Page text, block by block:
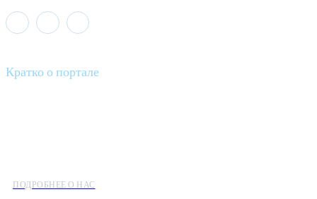
Кратко о портале
ПОДРОБНЕЕ О НАС